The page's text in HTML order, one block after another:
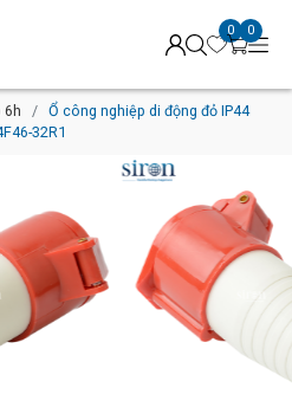
0 0
6h
Ổ công nghiệp di động đỏ IP44
32R1